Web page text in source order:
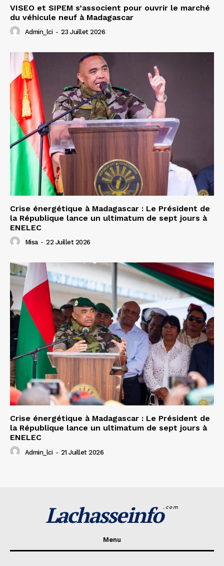
VISEO et SIPEM s’associent pour ouvrir le marché
du véhicule neuf à Madagascar
Admin_lci - 23 Juillet 2026
Crise énergétique à Madagascar : Le Président de
la République lance un ultimatum de sept jours à
ENELEC
Misa - 22 Juillet 2026
Crise énergétique à Madagascar : Le Président de
la République lance un ultimatum de sept jours à
ENELEC
Admin_lci - 21 Juillet 2026
Lachasseinfo.com
Menu